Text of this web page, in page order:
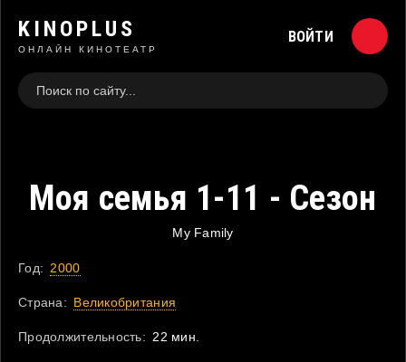
KINOPLUS
ОНЛАЙН КИНОТЕАТР
ВОЙТИ
Моя семья 1-11 - Сезон
My Family
Год: 2000
Страна: Великобритания
Продолжительность: 22 мин.